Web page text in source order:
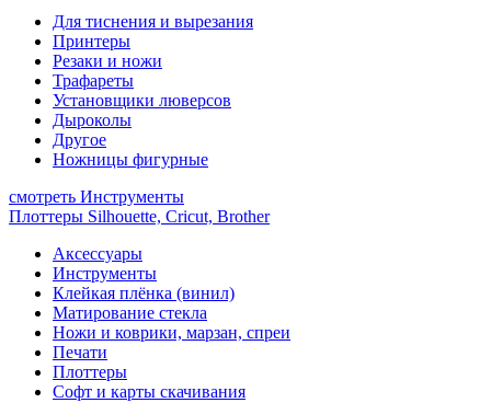
Для тиснения и вырезания
Принтеры
Резаки и ножи
Трафареты
Установщики люверсов
Дыроколы
Другое
Ножницы фигурные
смотреть Инструменты
Плоттеры Silhouette, Cricut, Brother
Аксессуары
Инструменты
Клейкая плёнка (винил)
Матирование стекла
Ножи и коврики, марзан, спреи
Печати
Плоттеры
Софт и карты скачивания